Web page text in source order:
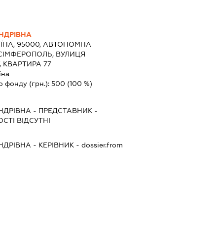
95000, АВТОНОМНА
ВУЛИЦЯ
77
фонду (грн.): 500 (100 %)
- ПРЕДСТАВНИК -
ВІДСУТНІ
- КЕРІВНИК - dossier.from